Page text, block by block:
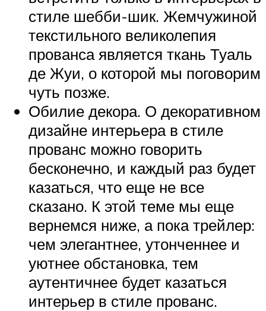
стиле шебби-шик. Жемчужиной
текстильного великолепия
прованса является ткань Туаль
де Жуи, о которой мы поговорим
чуть позже.
Обилие декора. О декоративном
дизайне интерьера в стиле
прованс можно говорить
бесконечно, и каждый раз будет
казаться, что еще не все
сказано. К этой теме мы еще
вернемся ниже, а пока трейлер:
чем элегантнее, утонченнее и
уютнее обстановка, тем
аутентичнее будет казаться
интерьер в стиле прованс.